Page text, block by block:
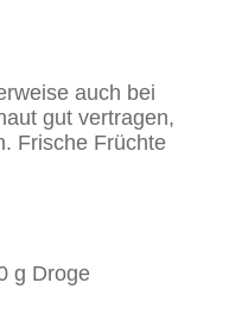
auch bei
gut vertragen,
Frische Früchte
g Droge